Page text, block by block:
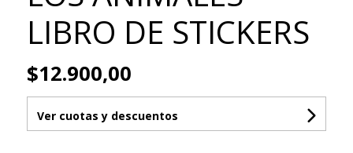
LIBRO DE STICKERS
$12.900,00
Ver cuotas y descuentos